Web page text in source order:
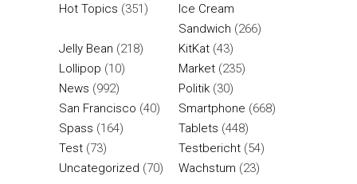
Hot Topics (351)
Ice Cream
Sandwich (266)
Jelly Bean (218) KitKat (43)
Lollipop (10) Market (235)
News (992) Politik (30)
San Francisco (40) Smartphone (668)
Spass (164) Tablets (448)
Test (73) Testbericht (54)
Uncategorized (70) Wachstum (23)